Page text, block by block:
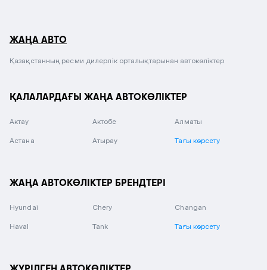
ЖАҢА АВТО
Қазақстанның ресми дилерлік орталықтарынан автокөліктер
ҚАЛАЛАРДАҒЫ ЖАҢА АВТОКӨЛІКТЕР
Актау Актобе Алматы
Астана Атырау Тағы көрсету
ЖАҢА АВТОКӨЛІКТЕР БРЕНДТЕРІ
Hyundai Chery Changan
Haval Tank Тағы көрсету